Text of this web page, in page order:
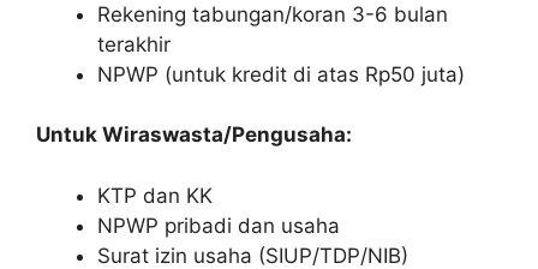
Rekening tabungan/koran 3-6 bulan
terakhir
NPWP (untuk kredit di atas Rp50 juta)
Untuk Wiraswasta/Pengusaha:
KTP dan KK
NPWP pribadi dan usaha
Surat izin usaha (SIUP/TDP/NIB)